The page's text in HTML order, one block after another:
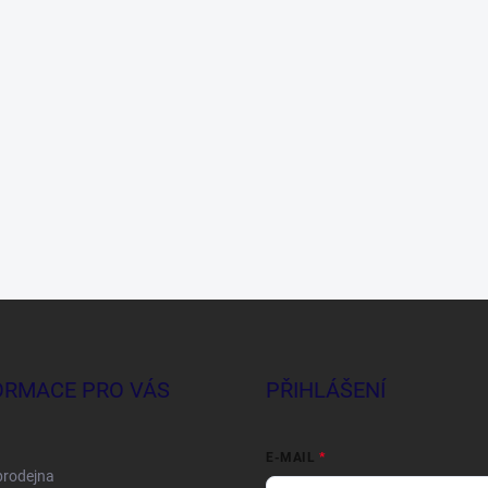
PRO VÁS PŘIHLÁŠENÍ
E-MAIL